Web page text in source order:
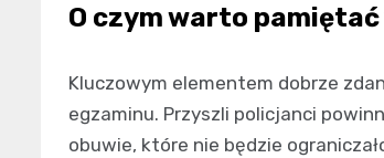
O czym warto
Kluczowym elementem dobrze
egzaminu. Przyszli policjanci
obuwie, które nie będzie